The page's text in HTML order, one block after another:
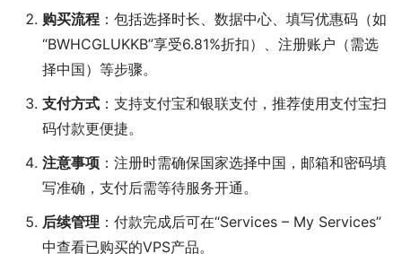
购买流程 ：包括选择时长、数据中心、填写优惠码（如
“BWHCGLUKKB”享受6.81%折扣）、注册账户（需选
择中国）等步骤。
支付方式 ：支持支付宝和银联支付，推荐使用支付宝扫
码付款更便捷。
注意事项 ：注册时需确保国家选择中国，邮箱和密码填
写准确，支付后需等待服务开通。
后续管理 ：付款完成后可在“Services – My Services”
中查看已购买的VPS产品。